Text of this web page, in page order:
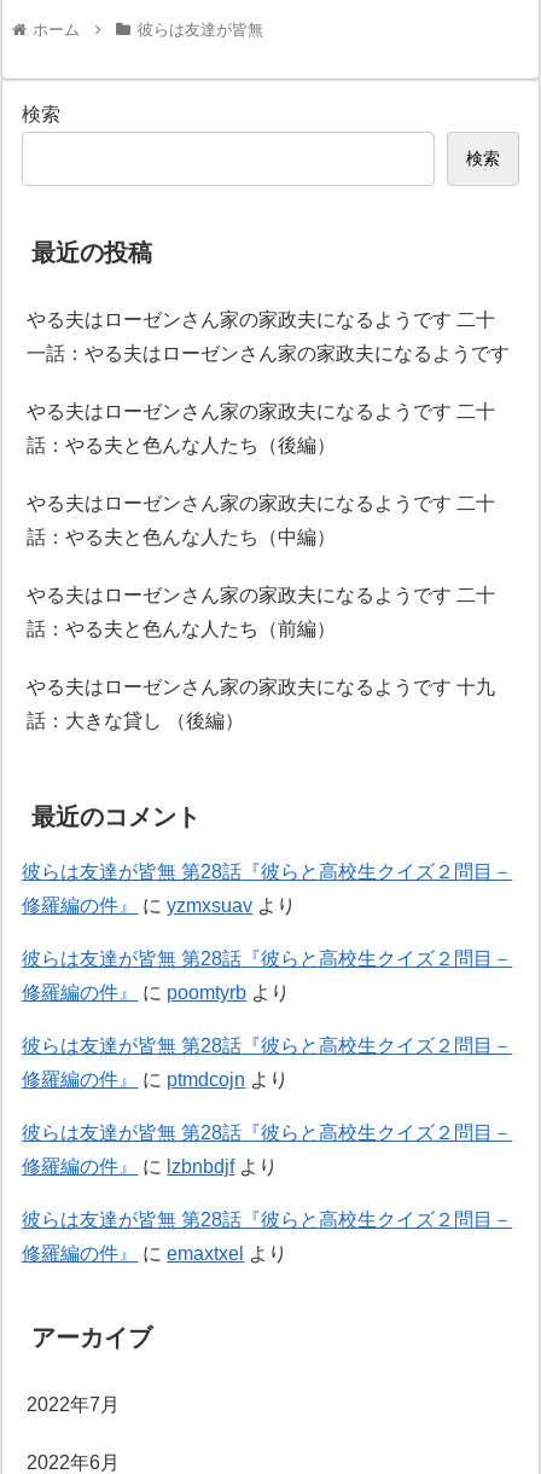
ホーム 彼らは友達が皆無
検索
検索
最近の投稿
やる夫はローゼンさん家の家政夫になるようです 二十
一話：やる夫はローゼンさん家の家政夫になるようです
やる夫はローゼンさん家の家政夫になるようです 二十
話：やる夫と色んな人たち（後編）
やる夫はローゼンさん家の家政夫になるようです 二十
話：やる夫と色んな人たち（中編）
やる夫はローゼンさん家の家政夫になるようです 二十
話：やる夫と色んな人たち（前編）
やる夫はローゼンさん家の家政夫になるようです 十九
話：大きな貸し （後編）
最近のコメント
彼らは友達が皆無 第28話『彼らと高校生クイズ２問目－
修羅編の件』
にyzmxsuav より
彼らは友達が皆無 第28話『彼らと高校生クイズ２問目－
修羅編の件』
に poomtyrb より
彼らは友達が皆無 第28話『彼らと高校生クイズ２問目－
修羅編の件』
に ptmdcojn より
彼らは友達が皆無 第28話『彼らと高校生クイズ２問目－
修羅編の件』
に lzbnbdjfより
彼らは友達が皆無 第28話『彼らと高校生クイズ２問目－
修羅編の件』
にemaxtxel より
アーカイブ
2022年7月
2022年6月